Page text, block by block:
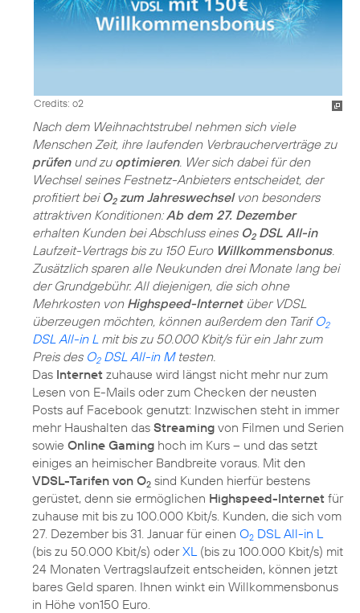
Credits: o2
Nach dem Weihnachtstrubel nehmen sich viele
Menschen Zeit, ihre laufenden Verbraucherverträge zu
prüfenund zu optimieren. Wer sich dabei für den
Wechsel seines Festnetz-Anbieters entscheidet, der
profitiert bei O2zum Jahreswechselvon besonders
attraktiven Konditionen:Ab dem 27. Dezember
erhalten Kunden bei Abschluss eines O2DSL All-in
Laufzeit-Vertrags bis zu 150 Euro Willkommensbonus.
Zusätzlich sparen alle Neukunden drei Monate lang bei
der Grundgebühr. All diejenigen, die sich ohne
Mehrkosten von Highspeed-Internetüber VDSL
überzeugen möchten, können außerdem den Tarif O2
DSL All-in L mit bis zu 50.000 Kbit/s für ein Jahr zum
Preis des O2DSL All-in Mtesten.
Das Internet zuhause wird längst nicht mehr nur zum
Lesen von E-Mails oder zum Checken der neusten
Posts auf Facebook genutzt: Inzwischen steht in immer
mehr Haushalten das Streaming von Filmen und Serien
sowie Online Gaming hoch im Kurs – und das setzt
einiges an heimischer Bandbreite voraus. Mit den
VDSL-Tarifen von O2 sind Kunden hierfür bestens
gerüstet, denn sie ermöglichen Highspeed-Internet für
zuhause mit bis zu 100.000 Kbit/s. Kunden, die sich vom
27. Dezember bis 31. Januar für einen O2 DSL All-in L
(bis zu 50.000 Kbit/s) oderXL (bis zu 100.000 Kbit/s) mit
24 Monaten Vertragslaufzeit entscheiden, können jetzt
bares Geld sparen. Ihnen winkt ein Willkommensbonus
in Höhe von150 Euro.